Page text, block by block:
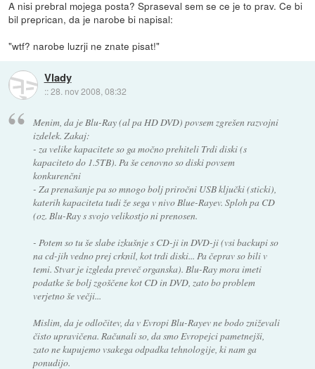
A nisi prebral mojega posta? Spraseval sem se ce je to prav. Ce bi
bil preprican, da je narobe bi napisal:
"wtf? narobe luzrji ne znate pisat!"
Vlady
::28. nov 2008, 08:32
Menim, da je Blu-Ray (al pa HD DVD) povsem zgrešen razvojni
izdelek. Zakaj:
- za velike kapacitete so ga močno prehiteli Trdi diski (s
kapaciteto do 1.5TB). Pa še cenovno so diski povsem
konkurenčni
- Za prenašanje pa so mnogo bolj priročni USB ključki (sticki),
katerih kapaciteta tudi že sega v nivo Blue-Rayev. Sploh pa CD
(oz. Blu-Ray s svojo velikostjo ni prenosen.
- Potem so tu še slabe izkušnje s CD-ji in DVD-ji (vsi backupi so
na cd-jih vedno prej crknil, kot trdi diski... Pa čeprav so bili v
temi. Stvar je izgleda preveč organska). Blu-Ray mora imeti
podatke še bolj zgoščene kot CD in DVD, zato bo problem
verjetno še večji...
Mislim, da je odločitev, da v Evropi Blu-Rayev ne bodo zniževali
čisto upravičena. Računali so, da smo Evropejci pametnejši,
zato ne kupujemo vsakega odpadka tehnologije, ki nam ga
ponudijo.